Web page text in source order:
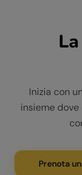
Inizia con
insieme
Prenota